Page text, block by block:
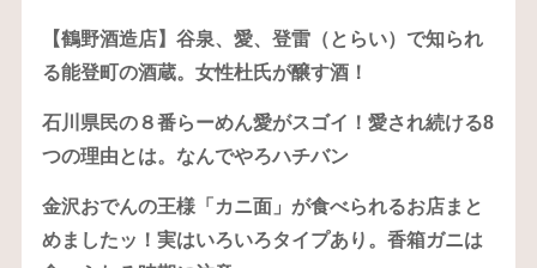
【鶴野酒造店】谷泉、愛、登雷（とらい）で知られ
る能登町の酒蔵。女性杜氏が醸す酒！
石川県民の８番らーめん愛がスゴイ！愛され続ける8
つの理由とは。なんでやろハチバン
金沢おでんの王様「カニ面」が食べられるお店まと
めましたッ！実はいろいろタイプあり。香箱ガニは